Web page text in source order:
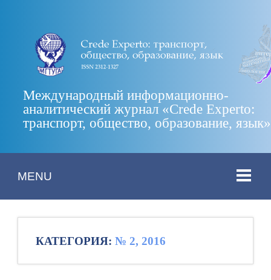
Международный информационно-
аналитический журнал «Crede Experto:
транспорт, общество, образование, язык»
MENU
КАТЕГОРИЯ: № 2, 2016